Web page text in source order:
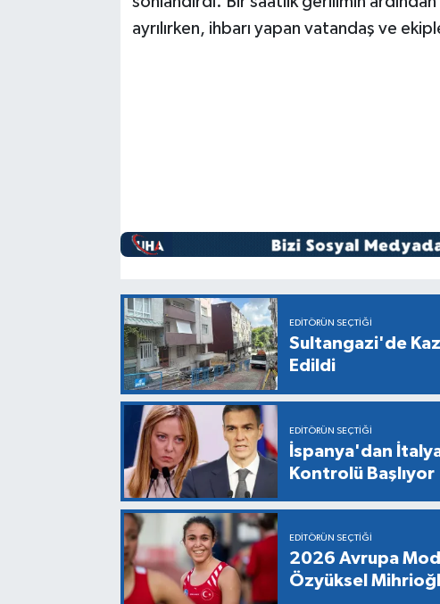
ayrılırken, ihbarı yapan vatandaş ve
EDITÖRÜN SEÇTIĞI
Sultangazi'de
Edildi
EDITÖRÜN SEÇTIĞI
İspanya'dan
Kontrolü Başlıyor
EDITÖRÜN SEÇTIĞI
2026 Avrupa
Özyüksel